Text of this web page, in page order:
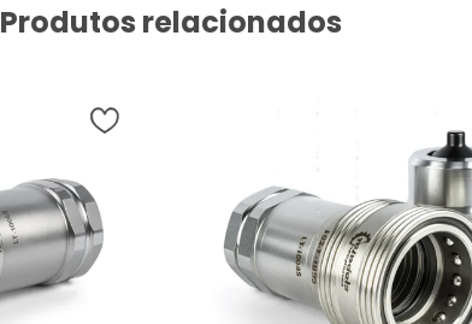
Produtos relacionados